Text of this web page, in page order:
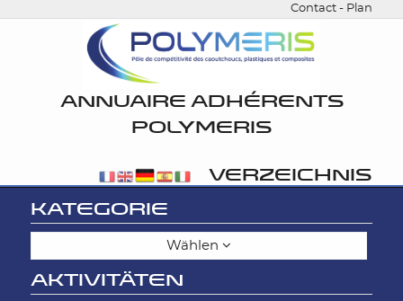
Contact - Plan
ANNUAIRE ADHÉRENTS
POLYMERIS
VERZEICHNIS
KATEGORIE
Wählen
AKTIVITÄTEN